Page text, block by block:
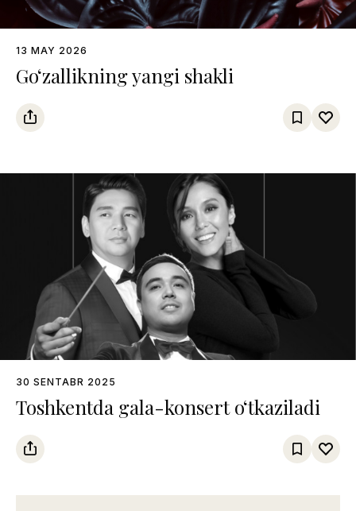
13 MAY 2026
Go‘zallikning yangi shakli
30 SENTABR 2025
Toshkentda gala-konsert o‘tkaziladi